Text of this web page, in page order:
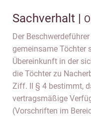
Sachverhalt |
Der
gemeinsame Töchter
Übereinkunft in der
die Töchter zu
Ziff. II § 4 bestimmt,
vertragsmäßige
(Vorschriften im